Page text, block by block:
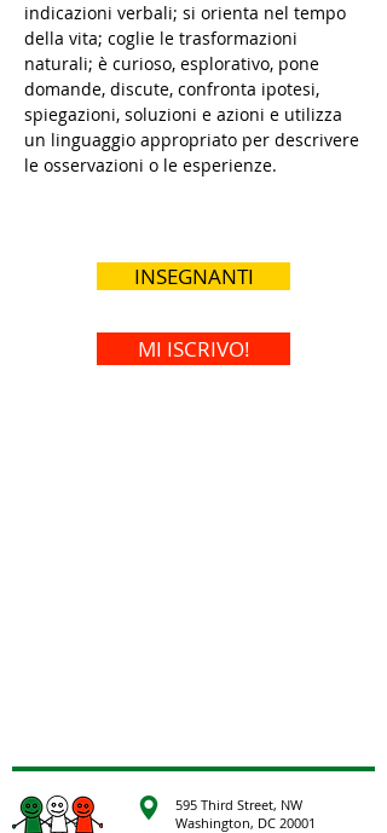
indicazioni verbali; si orienta nel tempo
della vita; coglie le trasformazioni
naturali; è curioso, esplorativo, pone
domande, discute, confronta ipotesi,
spiegazioni, soluzioni e azioni e utilizza
un linguaggio appropriato per descrivere
le osservazioni o le esperienze.
INSEGNANTI
MI ISCRIVO!
595 Third Street, NW
Washington, DC 20001